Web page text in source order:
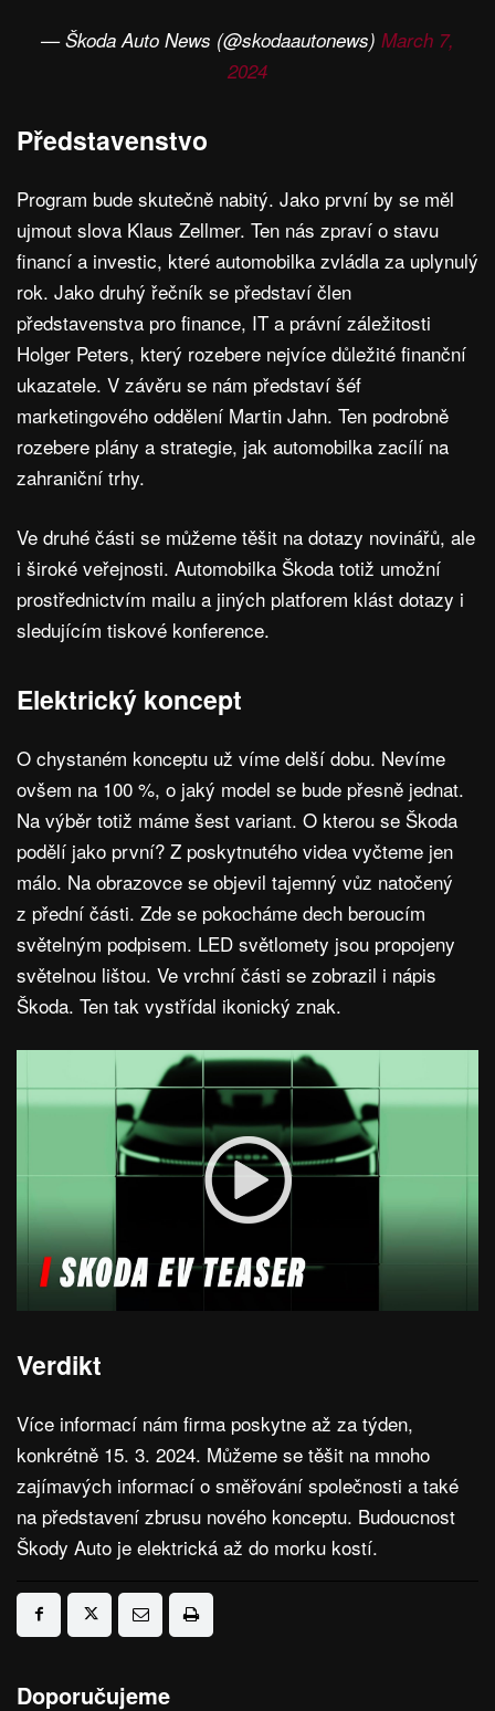
— Škoda Auto News (@skodaautonews) March 7,
2024
Představenstvo
Program bude skutečně nabitý. Jako první by se měl
ujmout slova Klaus Zellmer. Ten nás zpraví o stavu
financí a investic, které automobilka zvládla za uplynulý
rok. Jako druhý řečník se představí člen
představenstva pro finance, IT a právní záležitosti
Holger Peters, který rozebere nejvíce důležité finanční
ukazatele. V závěru se nám představí šéf
marketingového oddělení Martin Jahn. Ten podrobně
rozebere plány a strategie, jak automobilka zacílí na
zahraniční trhy.
Ve druhé části se můžeme těšit na dotazy novinářů, ale
i široké veřejnosti. Automobilka Škoda totiž umožní
prostřednictvím mailu a jiných platforem klást dotazy i
sledujícím tiskové konference.
Elektrický koncept
O chystaném konceptu už víme delší dobu. Nevíme
ovšem na 100 %, o jaký model se bude přesně jednat.
Na výběr totiž máme šest variant. O kterou se Škoda
podělí jako první? Z poskytnutého videa vyčteme jen
málo. Na obrazovce se objevil tajemný vůz natočený
z přední části. Zde se pokocháme dech beroucím
světelným podpisem. LED světlomety jsou propojeny
světelnou lištou. Ve vrchní části se zobrazil i nápis
Škoda. Ten tak vystřídal ikonický znak.
Verdikt
Více informací nám firma poskytne až za týden,
konkrétně 15. 3. 2024. Můžeme se těšit na mnoho
zajímavých informací o směřování společnosti a také
na představení zbrusu nového konceptu. Budoucnost
Škody Auto je elektrická až do morku kostí.
Doporučujeme